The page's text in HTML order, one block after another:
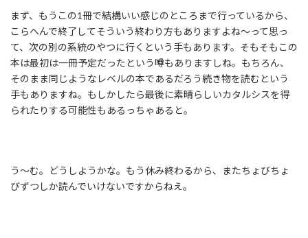
まず、もうこの1冊で結構いい感じのところまで行っているから、
こらへんで終了してそういう終わり方もありますよね～って思っ
て、次の別の系統のやつに行くという手もあります。そもそもこの
本は最初は一冊予定だったという噂もありますしね。もちろん、
そのまま同じようなレベルの本であるだろう続き物を読むという
手もありますね。もしかしたら最後に素晴らしいカタルシスを得
られたりする可能性もあるっちゃあると。
う～む。どうしようかな。もう休み終わるから、またちょびちょ
びずつしか読んでいけないですからねえ。